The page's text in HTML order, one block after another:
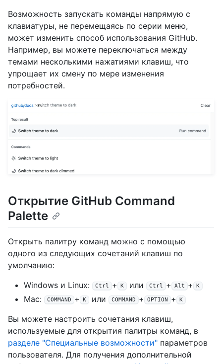
Возможность запускать команды напрямую с
клавиатуры, не перемещаясь по серии меню,
может изменить способ использования GitHub.
Например, вы можете переключаться между
темами несколькими нажатиями клавиш, что
упрощает их смену по мере изменения
потребностей.
Открытие GitHub Command
Palette
Открыть палитру команд можно с помощью
одного из следующих сочетаний клавиш по
умолчанию:
Windows и Linux:
Ctrl + K или Ctrl + Alt + K
Mac: COMMAND + K или COMMAND + OPTION + K
Вы можете настроить сочетания клавиш,
используемые для открытия палитры команд, в
разделе "Специальные возможности" параметров
пользователя. Для получения дополнительной